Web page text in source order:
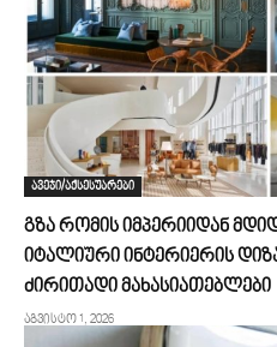
ავეჯი/აქსესუარები
გზა რომის იმპერიიდან
იტალიური ინტერიერის
ძირითადი მახასიათებლები
აგვისტო 1, 2026